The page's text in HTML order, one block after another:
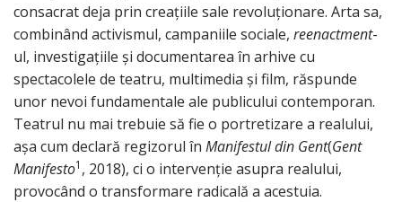
consacrat deja prin creațiile sale revoluționare. Arta sa,
combinând activismul, campaniile sociale, reenactment-
ul, investigațiile și documentarea în arhive cu
spectacolele de teatru, multimedia și film, răspunde
unor nevoi fundamentale ale publicului contemporan.
Teatrul nu mai trebuie să fie o portretizare a realului,
așa cum declară regizorul în Manifestul din Gent(Gent
Manifesto1 , 2018), ci o intervenție asupra realului,
provocând o transformare radicală a acestuia.